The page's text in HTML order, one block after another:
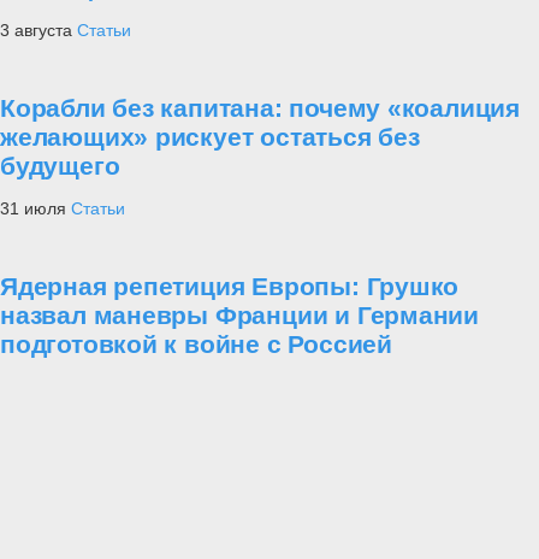
3 августа Статьи
Корабли без капитана: почему «коалиция
желающих» рискует остаться без
будущего
31 июля Статьи
Ядерная репетиция Европы: Грушко
назвал маневры Франции и Германии
подготовкой к войне с Россией